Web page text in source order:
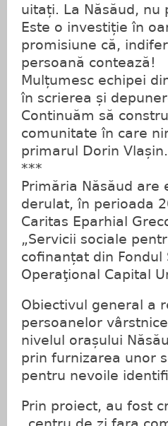
uitați. La Năsăud, nu
Este o investiție în
promisiune că,
persoană contează!
Mulțumesc echipei
în scrierea și
Continuăm să
comunitate în care
primarul Dorin Vlașin.
***
Primăria Năsăud
derulat, în perioada
Caritas Eparhial
„Servicii sociale
cofinanțat din Fondul
Operaţional Capital
Obiectivul general a
persoanelor
nivelul orașului
prin furnizarea unor
pentru nevoile
Prin proiect, au fost